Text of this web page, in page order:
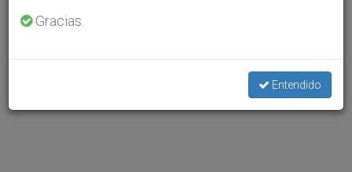
Gracias.
Entendido